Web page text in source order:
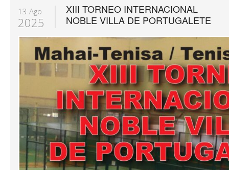
13 Ago
2025
XIII TORNEO INTERNACIONAL
NOBLE VILLA DE PORTUGALETE